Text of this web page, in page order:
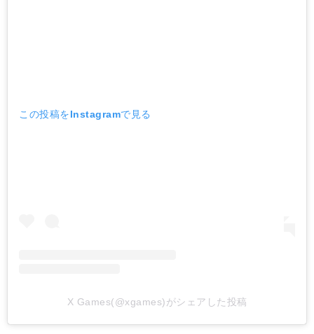
この投稿をInstagramで見る
X Games(@xgames)がシェアした投稿